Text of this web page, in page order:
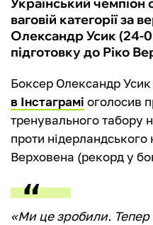
Український чемпіон
ваговій категорії за
Олександр Усик (24-
підготовку до Ріко
Боксер Олександр Усик
в Інстаграмі оголосив
тренувального табору
проти нідерландського
Верховена (рекорд у
«Ми це зробили. Тепер